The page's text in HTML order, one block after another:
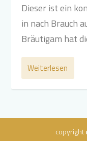
Dieser ist ein
in nach Brauch
Bräutigam hat
Weiterlesen
copyright